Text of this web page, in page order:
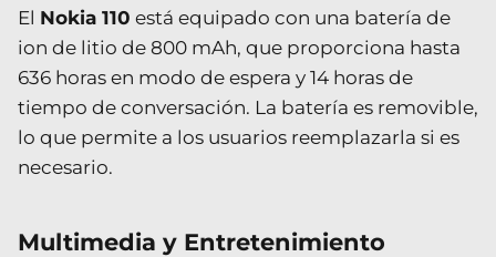
El Nokia 110 está equipado con una batería de
ion de litio de 800 mAh, que proporciona hasta
636 horas en modo de espera y 14 horas de
tiempo de conversación. La batería es removible,
lo que permite a los usuarios reemplazarla si es
necesario.
Multimedia y Entretenimiento